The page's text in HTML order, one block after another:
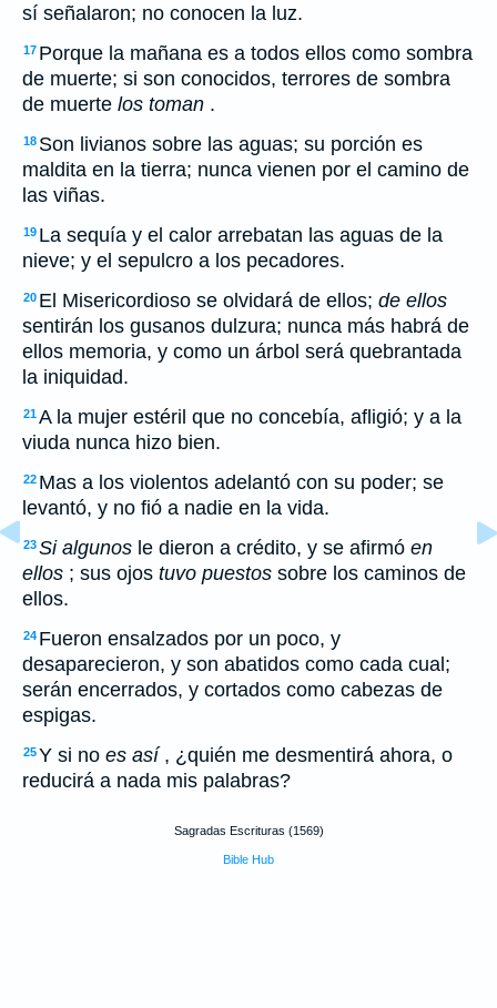
sí señalaron; no conocen la luz.
17 Porque la mañana es a todos ellos como sombra
de muerte; si son conocidos, terrores de sombra
de muerte los toman .
18 Son livianos sobre las aguas; su porción es
maldita en la tierra; nunca vienen por el camino de
las viñas.
19 La sequía y el calor arrebatan las aguas de la
nieve; y el sepulcro a los pecadores.
20 El Misericordioso se olvidará de ellos; de ellos
sentirán los gusanos dulzura; nunca más habrá de
ellos memoria, y como un árbol será quebrantada
la iniquidad.
21A la mujer estéril que no concebía, afligió; y a la
viuda nunca hizo bien.
22 Mas a los violentos adelantó con su poder; se
levantó, y no fió a nadie en la vida.
23Si algunos le dieron a crédito, y se afirmó en
ellos ; sus ojos tuvo puestos sobre los caminos de
ellos.
24 Fueron ensalzados por un poco, y
desaparecieron, y son abatidos como cada cual;
serán encerrados, y cortados como cabezas de
espigas.
25Y si no es así, ¿quién me desmentirá ahora, o
reducirá a nada mis palabras?
Sagradas Escrituras (1569)
Bible Hub